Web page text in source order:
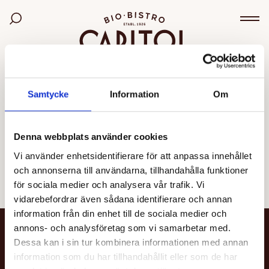
Samtycke Information Om
Denna webbplats använder cookies
Vi använder enhetsidentifierare för att anpassa innehållet
och annonserna till användarna, tillhandahålla funktioner
för sociala medier och analysera vår trafik. Vi
vidarebefordrar även sådana identifierare och annan
information från din enhet till de sociala medier och
annons- och analysföretag som vi samarbetar med.
Dessa kan i sin tur kombinera informationen med annan
information som du har tillhandahållit eller som de har
Bio Capitol
Sök bland filmer
OGILTIG VISNING
längre att boka.
Se alla filmer
NYHETSBREV